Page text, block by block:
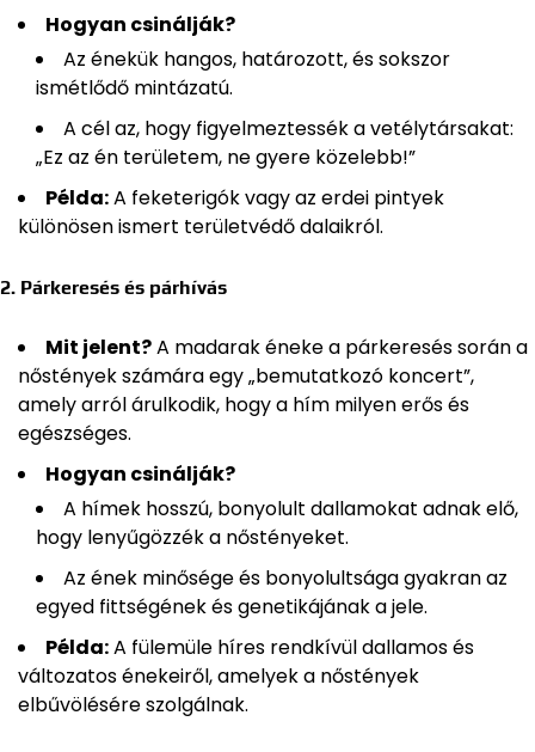
Hogyan csinálják?
Az énekük hangos, határozott, és sokszor
ismétlődő mintázatú.
A cél az, hogy figyelmeztessék a vetélytársakat:
„Ez az én területem, ne gyere közelebb!”
Példa:A feketerigók vagy az erdei pintyek
különösen ismert területvédő dalaikról.
2. Párkeresés és párhívás
Mit jelent?A madarak éneke a párkeresés során a
nőstények számára egy „bemutatkozó koncert”,
amely arról árulkodik, hogy a hím milyen erős és
egészséges.
Hogyan csinálják?
A hímek hosszú, bonyolult dallamokat adnak elő,
hogy lenyűgözzék a nőstényeket.
Az ének minősége és bonyolultsága gyakran az
egyed fittségének és genetikájának a jele.
Példa:A fülemüle híres rendkívül dallamos és
változatos énekeiről, amelyek a nőstények
elbűvölésére szolgálnak.